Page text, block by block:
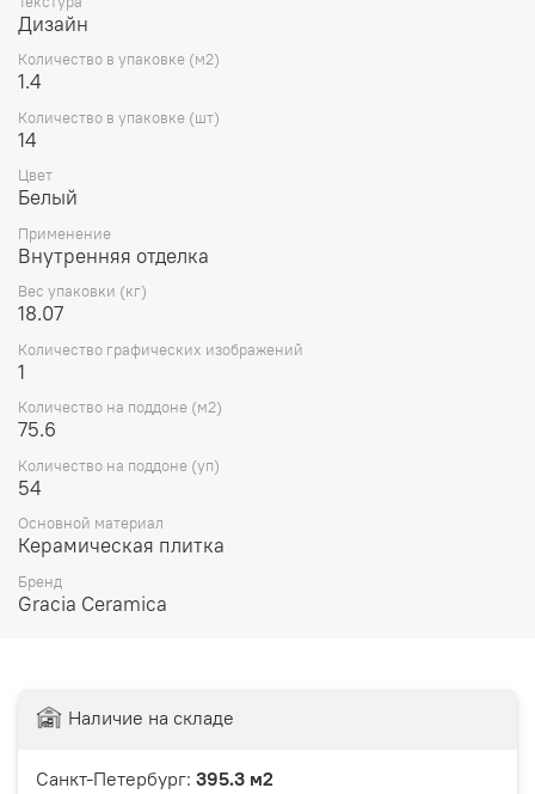
Дизайн
Количество в упаковке (м2)
1.4
Количество в упаковке (шт)
14
Цвет
Белый
Применение
Внутренняя отделка
Вес упаковки (кг)
18.07
Количество графических изображений
1
Количество на поддоне (м2)
75.6
Количество на поддоне (уп)
54
Основной материал
Керамическая плитка
Бренд
Gracia Ceramica
Наличие на складе
Санкт-Петербург: 395.3 м2